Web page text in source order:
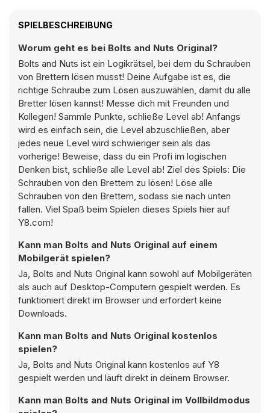
SPIELBESCHREIBUNG
Worum geht es bei Bolts and Nuts Original?
Bolts and Nuts ist ein Logikrätsel, bei dem du Schrauben
von Brettern lösen musst! Deine Aufgabe ist es, die
richtige Schraube zum Lösen auszuwählen, damit du alle
Bretter lösen kannst! Messe dich mit Freunden und
Kollegen! Sammle Punkte, schließe Level ab! Anfangs
wird es einfach sein, die Level abzuschließen, aber
jedes neue Level wird schwieriger sein als das
vorherige! Beweise, dass du ein Profi im logischen
Denken bist, schließe alle Level ab! Ziel des Spiels: Die
Schrauben von den Brettern zu lösen! Löse alle
Schrauben von den Brettern, sodass sie nach unten
fallen. Viel Spaß beim Spielen dieses Spiels hier auf
Y8.com!
Kann man Bolts and Nuts Original auf einem
Mobilgerät spielen?
Ja, Bolts and Nuts Original kann sowohl auf Mobilgeräten
als auch auf Desktop-Computern gespielt werden. Es
funktioniert direkt im Browser und erfordert keine
Downloads.
Kann man Bolts and Nuts Original kostenlos
spielen?
Ja, Bolts and Nuts Original kann kostenlos auf Y8
gespielt werden und läuft direkt in deinem Browser.
Kann man Bolts and Nuts Original im Vollbildmodus